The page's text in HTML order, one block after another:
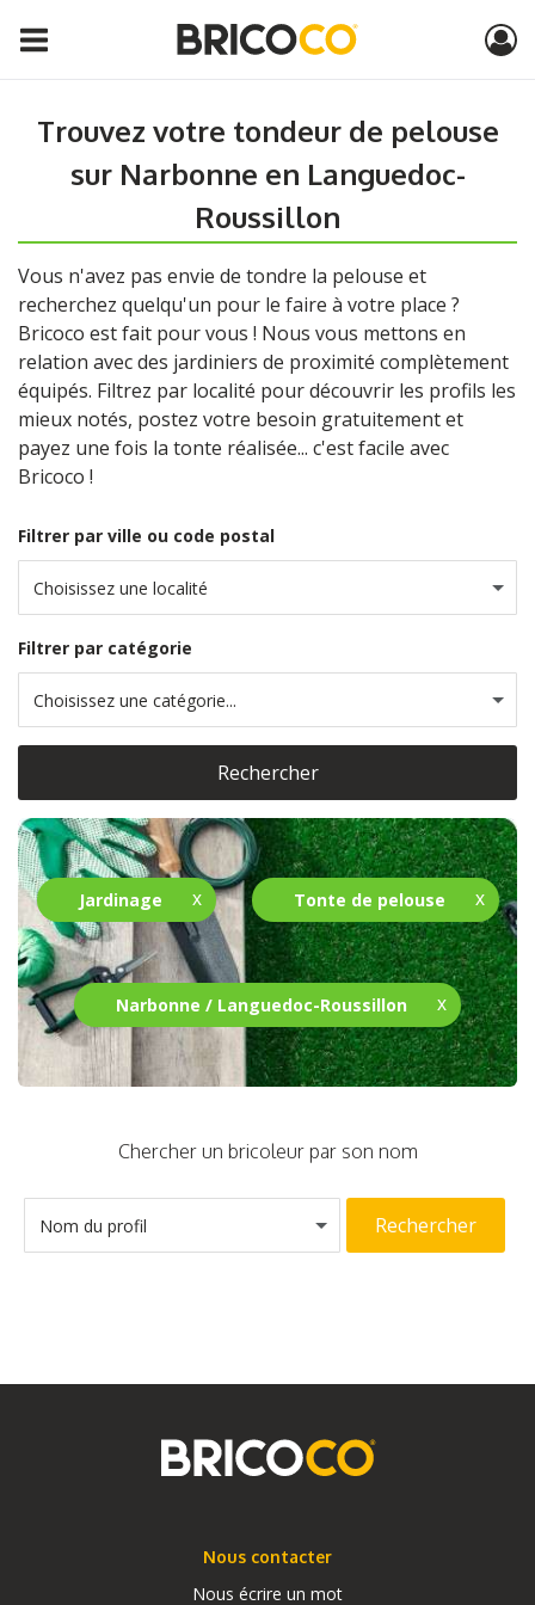
Jardinage Tonte de pelouse
Narbonne / Languedoc-Roussillon
Trouvez votre tondeur de pelouse
sur Narbonne en Languedoc-
Roussillon
Vous n'avez pas envie de tondre la pelouse et
recherchez quelqu'un pour le faire à votre place ?
Bricoco est fait pour vous ! Nous vous mettons en
relation avec des jardiniers de proximité complètement
équipés. Filtrez par localité pour découvrir les profils les
mieux notés, postez votre besoin gratuitement et
payez une fois la tonte réalisée... c'est facile avec
Bricoco !
Filtrer par ville ou code postal
Choisissez une localité
Filtrer par catégorie
Choisissez une catégorie...
Rechercher
Chercher un bricoleur par son nom
Nom du profil Rechercher
Nous contacter
Nous écrire un mot